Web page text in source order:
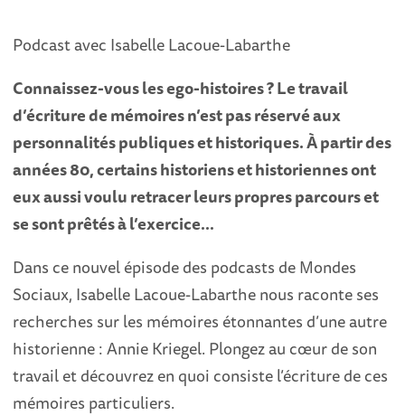
Podcast avec Isabelle Lacoue-Labarthe
Connaissez-vous les ego-histoires ? Le travail
d’écriture de mémoires n’est pas réservé aux
personnalités publiques et historiques. À partir des
années 80, certains historiens et historiennes ont
eux aussi voulu retracer leurs propres parcours et
se sont prêtés à l’exercice…
Dans ce nouvel épisode des podcasts de Mondes
Sociaux, Isabelle Lacoue-Labarthe nous raconte ses
recherches sur les mémoires étonnantes d’une autre
historienne : Annie Kriegel. Plongez au cœur de son
travail et découvrez en quoi consiste l’écriture de ces
mémoires particuliers.